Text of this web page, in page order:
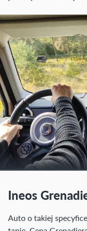
Ineos
Auto o takiej